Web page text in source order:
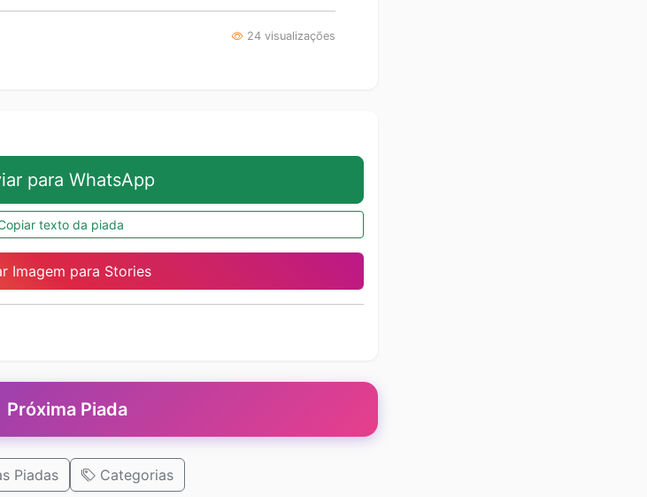
24 visualizações
para WhatsApp
texto da piada
Imagem para Stories
Próxima Piada
Piadas Categorias